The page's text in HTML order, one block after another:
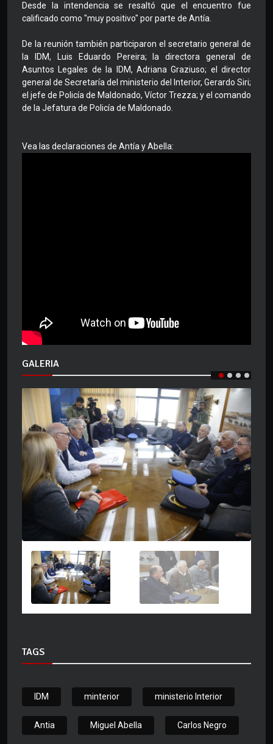
Desde la intendencia se resaltó que el encuentro fue
calificado como "muy positivo" por parte de Antía.
De la reunión también participaron el secretario general de
la IDM, Luis Eduardo Pereira; la directora general de
Asuntos Legales de la IDM, Adriana Graziuso; el director
general de Secretaría del ministerio del Interior, Gerardo Siri;
el jefe de Policía de Maldonado, Víctor Trezza; y el comando
de la Jefatura de Policía de Maldonado.
Vea las declaraciones de Antía y Abella:
GALERIA
TAGS
IDM minterior ministerio Interior
Antia Miguel Abella Carlos Negro